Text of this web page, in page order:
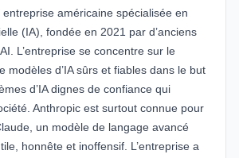
entreprise américaine spécialisée en
(IA), fondée en 2021 par d’anciens
L’entreprise se concentre sur le
modèles d’IA sûrs et fiables dans le but
d’IA dignes de confiance qui
Anthropic est surtout connue pour
un modèle de langage avancé
honnête et inoffensif. L’entreprise a